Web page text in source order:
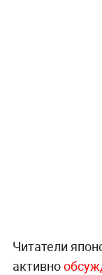
Читатели
активно